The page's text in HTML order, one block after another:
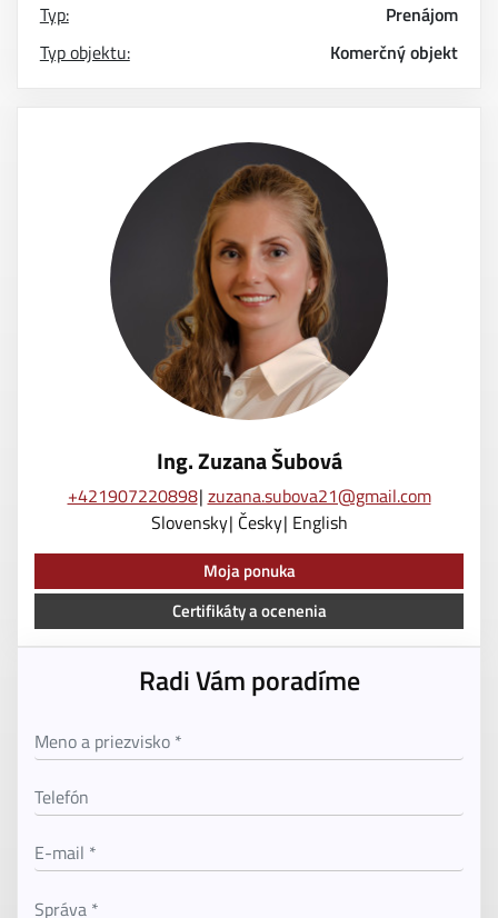
Typ:
Prenájom
Typ objektu:
Komerčný objekt
Ing. Zuzana Šubová
+421907220898 zuzana.subova21@gmail.com
Slovensky Česky English
Moja ponuka
Certifikáty a ocenenia
Radi Vám poradíme